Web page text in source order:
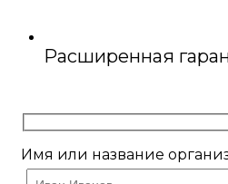
Расширенная
Имя или название